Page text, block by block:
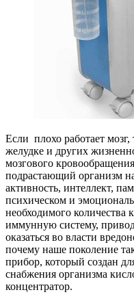
Если плохо работает мозг,
желудке и других
мозгового
подрастающий организм
активность, интеллект,
психическом и
необходимого количества
иммунную систему,
оказаться во власти
почему наше поколение
прибор, который создан
снабжения организма
концентратор.